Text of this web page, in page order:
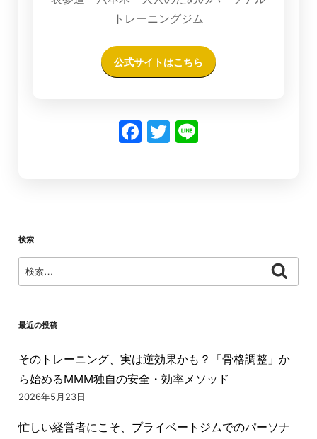
トレーニングジム
公式サイトはこちら
F
o
k
T
検索
検
索:
索
最近の投稿
そのトレーニング、実は逆効果かも？「骨格調整」か
ら始めるMMM独自の安全・効率メソッド
2026年5月23日
忙しい経営者にこそ、プライベートジムでのパーソナ